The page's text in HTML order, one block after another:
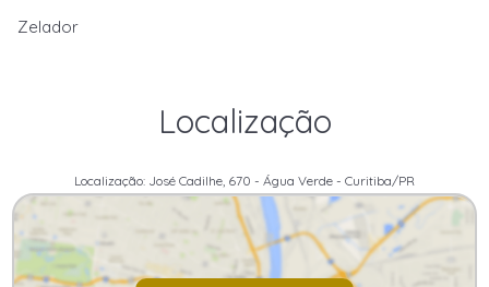
Zelador
Localização
Localização: José Cadilhe, 670 - Água Verde - Curitiba/PR